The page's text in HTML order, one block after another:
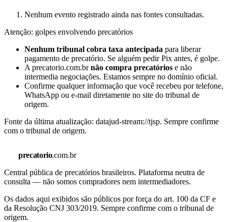
Nenhum evento registrado ainda nas fontes consultadas.
Atenção: golpes envolvendo precatórios
Nenhum tribunal cobra taxa antecipada para liberar
pagamento de precatório. Se alguém pedir Pix antes, é golpe.
A precatorio.com.brnão compra precatórios e não
intermedia negociações. Estamos sempre no domínio oficial.
Confirme qualquer informação que você recebeu por telefone,
WhatsApp ou e-mail diretamente no site do tribunal de
origem.
Fonte da última atualização: datajud-stream://tjsp. Sempre confirme
com o tribunal de origem.
precatorio.com.br
Central pública de precatórios brasileiros. Plataforma neutra de
consulta — não somos compradores nem intermediadores.
Os dados aqui exibidos são públicos por força do art. 100 da CF e
da Resolução CNJ 303/2019. Sempre confirme com o tribunal de
origem.